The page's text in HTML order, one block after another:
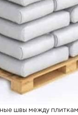
швы между